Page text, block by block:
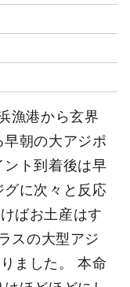
漁港から玄界
朝の大アジポ
ント到着後は早
グに次々と反応
ばお土産はす
スの大型アジ
ました。 本命